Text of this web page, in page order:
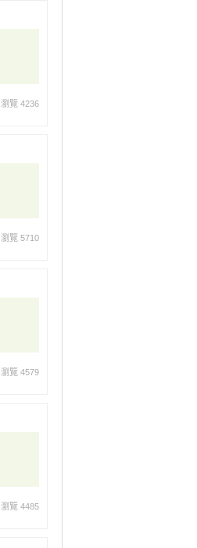
瀏覽 4236
瀏覽 5710
瀏覽 4579
瀏覽 4485